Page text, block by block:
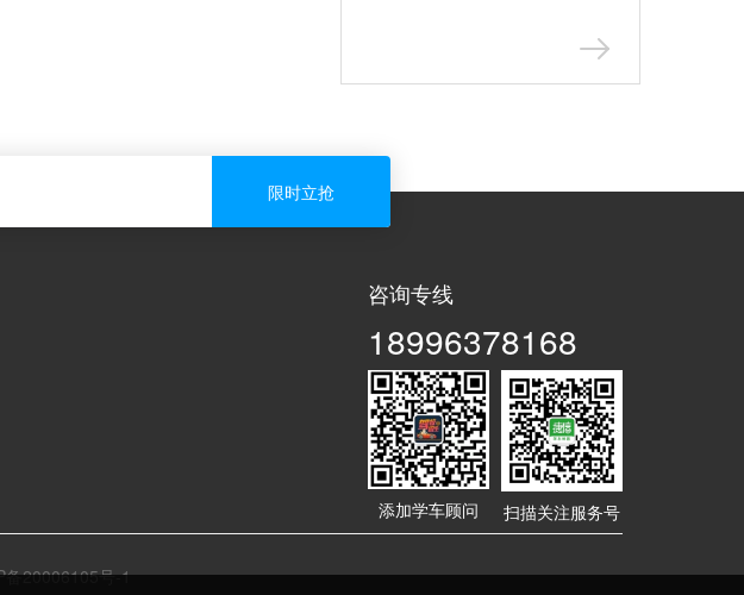
咨询专线
18996378168
添加学车顾问 扫描关注服务号
备20006105号-1